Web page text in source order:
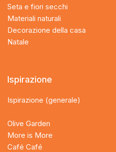
Seta e fiori secchi
Materiali naturali
Decorazione della casa
Natale
Ispirazione
Ispirazione (generale)
Olive Garden
More is More
Café Café